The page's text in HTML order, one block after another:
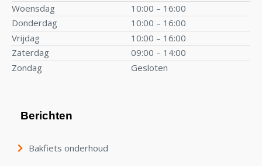
Woensdag
10:00 – 16:00
Donderdag
10:00 – 16:00
Vrijdag
10:00 – 16:00
Zaterdag
09:00 – 14:00
Zondag
Gesloten
Berichten
Bakfiets onderhoud